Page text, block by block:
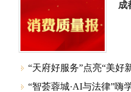
 ​“天府好服务”点亮“美好新生
 ​“智荟蓉城·AI与法律”嗨学第